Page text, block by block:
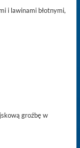
i lawinami błotnymi,
groźbę w